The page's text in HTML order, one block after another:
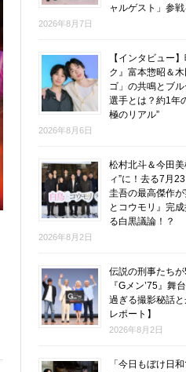
ャルゲスト」参
2026年8月7日
【インタビュー
ク』富本惣昭＆
ゴ」の共鳴とブ
選手とは？約1年
極のリアル”
2026年8月6日
松村北斗＆今田
ィ”に！去る7月
圭吾の最高傑作
とコウモリ』完
る白黒議論！？
2026年8月2日
伝説の刑事たち
『Gメン’75』舞
過ぎる撮影秘話
レポート】
2026年8月2日
「今日もぼけ日